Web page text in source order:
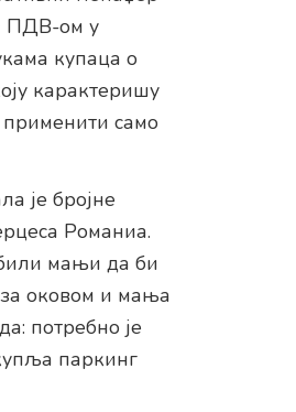
ПДВ-ом у
купаца о
карактеришу
само
је бројне
Романиа.
мањи да би
оковом и мања
потребно је
паркинг